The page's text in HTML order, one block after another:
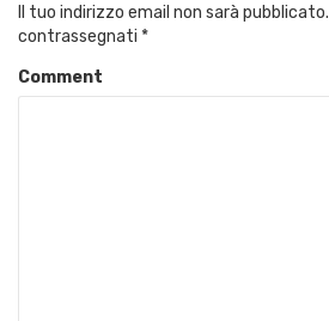
Il tuo indirizzo email non sarà pubblicato.
contrassegnati *
Comment